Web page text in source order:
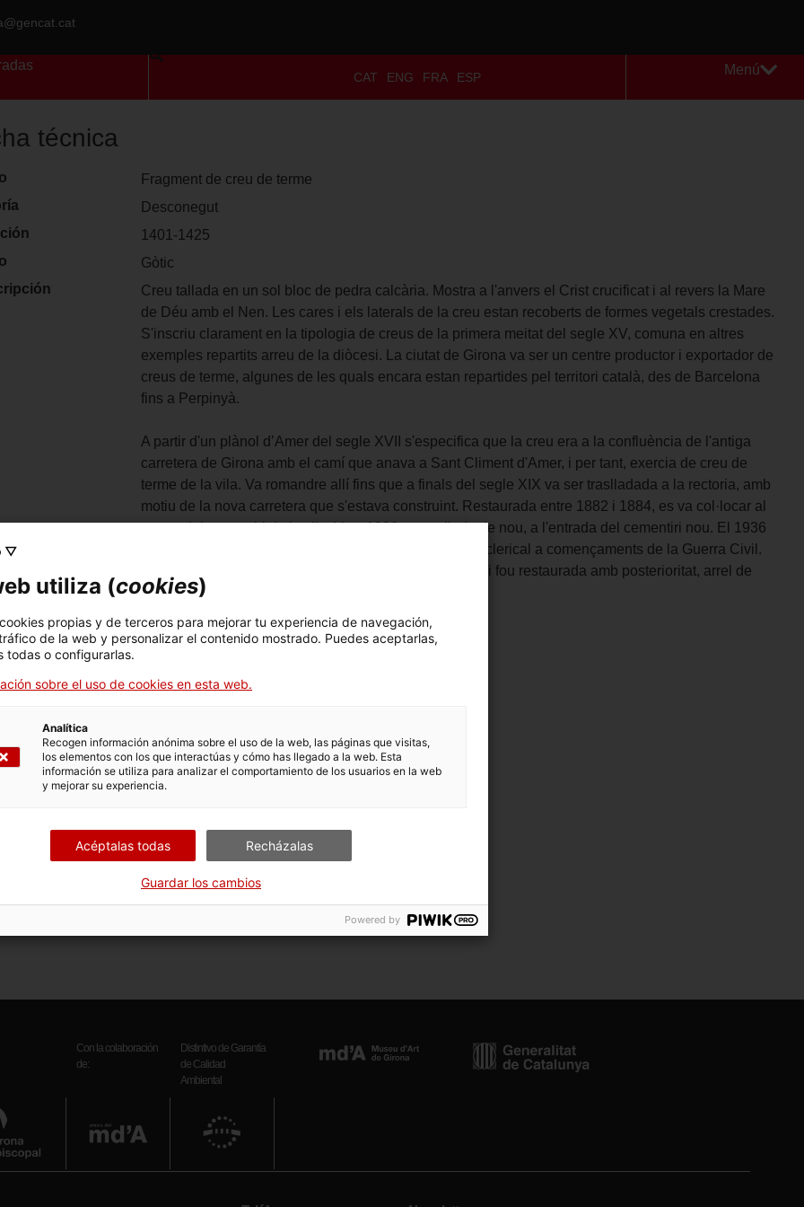
CAT ENG FRA ESP
Menú
técnica
Fragment de creu de terme
Desconegut
1401-1425
Gòtic
Creu tallada en un sol bloc de pedra calcària. Mostra a l'anvers el Crist crucificat i al revers la Mare
de Déu amb el Nen. Les cares i els laterals de la creu estan recoberts de formes vegetals crestades.
S'inscriu clarament en la tipologia de creus de la primera meitat del segle XV, comuna en altres
exemples repartits arreu de la diòcesi. La ciutat de Girona va ser un centre productor i exportador de
creus de terme, algunes de les quals encara estan repartides pel territori català, des de Barcelona
fins a Perpinyà.
A partir d'un plànol d’Amer del segle XVII s'especifica que la creu era a la confluència de l'antiga
carretera de Girona amb el camí que anava a Sant Climent d'Amer, i per tant, exercia de creu de
terme de la vila. Va romandre allí fins que a finals del segle XIX va ser traslladada a la rectoria, amb
motiu de la nova carretera que s'estava construint. Restaurada entre 1882 i 1884, es va col·locar al
centre del cementiri de la vila. Vers 1930 es trasllada de nou, a l'entrada del cementiri nou. El 1936
va ser parcialment malmesa a causa de la reacció anticlerical a començaments de la Guerra Civil.
En la dècada de 1960 va ingressar al Museu Diocesà, i fou restaurada amb posterioritat, arrel de
l'ampliació de l'exposició permanent del Museu d'Art.
y técnicas
Pedra de Girona
de las
73 x 63 x 22 cm
del objeto
MDG1633
del objeto
Creu de terme
de ingreso
Bisbat de Girona
Fons Bisbat de Girona
Con la colaboración
de:
Distintivo de Garantía
de Calidad
Ambiental
▽
utiliza (cookies)
propias y de terceros para mejorar tu experiencia de navegación,
de la web y personalizar el contenido mostrado. Puedes aceptarlas,
todas o configurarlas.
sobre el uso de cookies en esta web.
Analítica
Recogen información anónima sobre el uso de la web, las páginas que visitas,
los elementos con los que interactúas y cómo has llegado a la web. Esta
información se utiliza para analizar el comportamiento de los usuarios en la web
y mejorar su experiencia.
Acéptalas todas Recházalas
Guardar los cambios
Powered by